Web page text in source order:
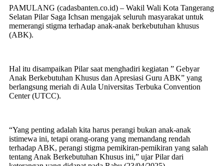
PAMULANG (cadasbanten.co.id) – Wakil Wali Kota Tangerang
Selatan Pilar Saga Ichsan mengajak seluruh masyarakat untuk
memerangi stigma terhadap anak-anak berkebutuhan khusus
(ABK).
Hal itu disampaikan Pilar saat menghadiri kegiatan ” Gebyar
Anak Berkebutuhan Khusus dan Apresiasi Guru ABK” yang
berlangsung meriah di Aula Universitas Terbuka Convention
Center (UTCC).
“Yang penting adalah kita harus perangi bukan anak-anak
istimewa ini, tetapi orang-orang yang memandang rendah
terhadap ABK, perangi stigma pemikiran-pemikiran yang salah
tentang Anak Berkebutuhan Khusus ini,” ujar Pilar dari